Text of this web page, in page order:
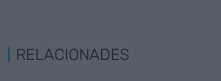
RELACIONADES